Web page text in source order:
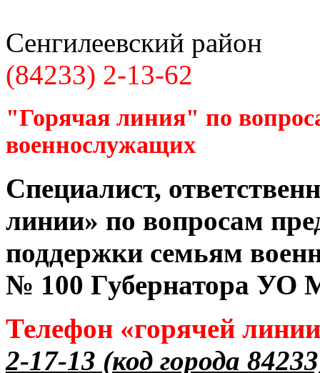
Сенгилеевский район
(84233) 2-13-62
"Горячая линия" по
военнослужащих
Специалист,
линии» по вопросам
поддержки семьям
№ 100 Губернатора УО
Телефон «горячей
2-17-13 (код города